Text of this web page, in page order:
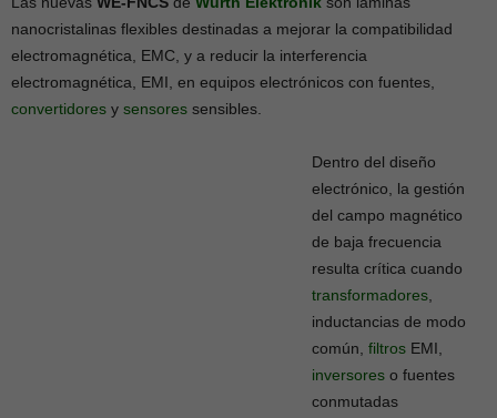
nanocristalinas flexibles destinadas a mejorar la compatibilidad
electromagnética, EMC, y a reducir la interferencia
electromagnética, EMI, en equipos electrónicos con fuentes,
convertidores y sensores sensibles.
Dentro del diseño
electrónico, la gestión
del campo magnético
de baja frecuencia
resulta crítica cuando
transformadores
inductancias de modo
común, filtros EMI,
inversores o fuentes
conmutadas